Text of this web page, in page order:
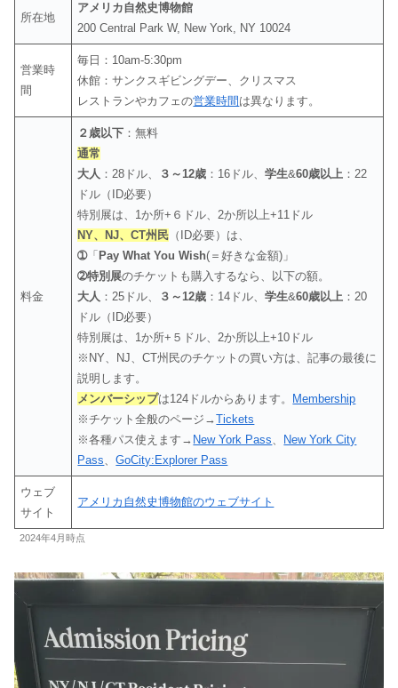
所在地
アメリカ自然史博物館
200 Central Park W, New York, NY 10024
営業時
間
毎日：10am-5:30pm
休館：サンクスギビングデー、クリスマス
レストランやカフェの営業時間 は異なります。
料金
２歳以下 ：無料
通常
大人 ：28ドル、 ３～12歳 ：16ドル、学生&60歳以上 ：22
ドル（ID必要）
特別展は、1か所+６ドル、2か所以上+11ドル
NY、NJ、CT州民 （ID必要）は、
➀「 Pay What You Wish(＝好きな金額)」
➁特別展のチケットも購入するなら、以下の額。
大人 ：25ドル、 ３～12歳 ：14ドル、学生&60歳以上 ：20
ドル（ID必要）
特別展は、1か所+５ドル、2か所以上+10ドル
※NY、NJ、CT州民のチケットの買い方は、記事の最後に
説明します。
メンバーシップは124ドルからあります。
Membership
※チケット全般のページ→Tickets
※各種パス使えます→ New York Pass、
New York City
Pass、GoCity:Explorer Pass
ウェブ
サイト
アメリカ自然史博物館のウェブサイト
2024年4月時点